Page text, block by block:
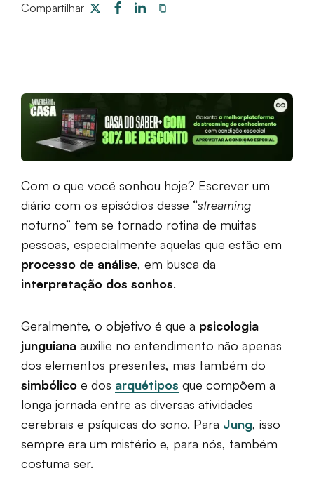
Compartilhar
Com o que você sonhou hoje? Escrever um
diário com os episódios desse “streaming
noturno” tem se tornado rotina de muitas
pessoas, especialmente aquelas que estão em
processo de análise, em busca da
interpretação dos sonhos.
Geralmente, o objetivo é que a psicologia
junguiana auxilie no entendimento não apenas
dos elementos presentes, mas também do
simbólico e dos arquétipos que compõem a
longa jornada entre as diversas atividades
cerebrais e psíquicas do sono. Para Jung, isso
sempre era um mistério e, para nós, também
costuma ser.